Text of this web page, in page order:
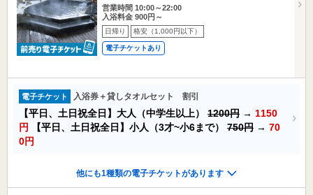
営業時間 10:00～22:00
入浴料金 900円～
日帰り 格安（1,000円以下）
電子チケットあり
電子チケット 入浴券＋貸しタオルセット 割引
【平日、土日祝全日】大人（中学生以上） 1200円 → 1150
円
【平日、土日祝全日】小人（3才~小6まで） 750円 → 70
0円
他にも1種類の電子チケットがあります